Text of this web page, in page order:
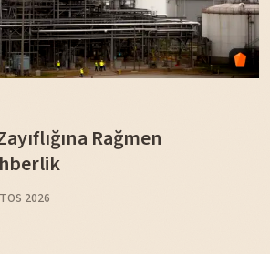
Rağmen
2026